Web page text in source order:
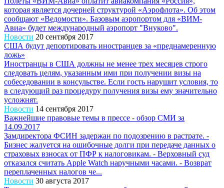
которая является дочерней структурой «Аэрофлота». Об этом
сообщают «Ведомости». Базовым аэропортом для «ВИМ-
Авиа» будет международный аэропорт "Внуково".
Новости 20 сентября 2017
США будут депортировать иностранцев за «преднамеренную
ложь»
Иностранцы в США должны не менее трех месяцев строго
следовать целям, указанным ими при получении визы на
собеседовании в консульстве. Если гость нарушит условия, то
в следующий раз процедуру получения визы ему значительно
усложнят.
Новости 14 сентября 2017
Важнейшие правовые темы в прессе - обзор СМИ за
14.09.2017
Замдиректора ФСИН задержан по подозрению в растрате. -
Бизнес жалуется на ошибочные долги при передаче данных о
страховых взносах от ПФР к налоговикам. - Верховный суд
отказался считать Apple Watch наручными часами. - Возврат
переплаченных налогов че...
Новости 30 августа 2017